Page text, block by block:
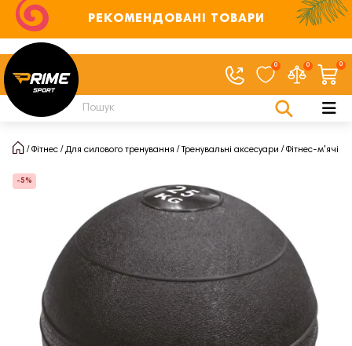
РЕКОМЕНДОВАНІ ТОВАРИ
0 0 0
Фітнес Для силового тренування Тренувальні аксесуари Фітнес-м'ячі
-5%